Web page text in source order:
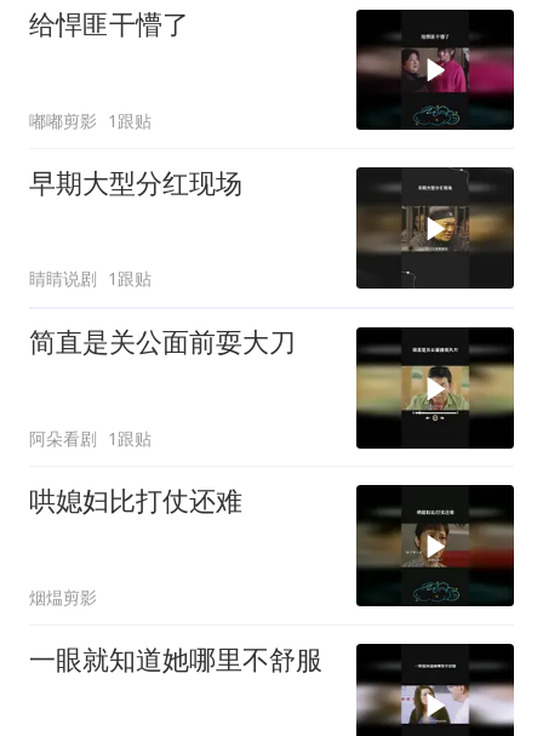
给悍匪干懵了
嘟嘟剪影 1跟贴
早期大型分红现场
睛睛说剧 1跟贴
简直是关公面前耍大刀
阿朵看剧 1跟贴
哄媳妇比打仗还难
烟煴剪影
一眼就知道她哪里不舒服